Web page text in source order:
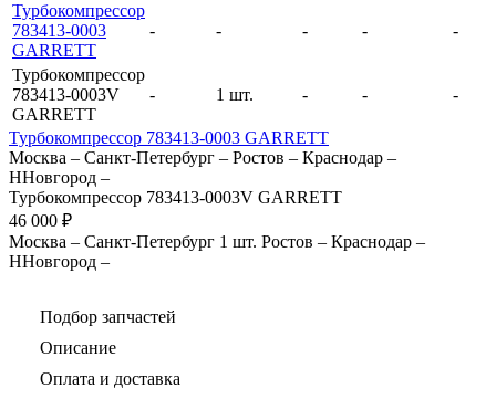
Турбокомпрессор
783413-0003
GARRETT
- - - - -
Турбокомпрессор
783413-0003V
GARRETT
- 1 шт. - - -
Турбокомпрессор 783413-0003 GARRETT
Москва – Санкт-Петербург – Ростов – Краснодар –
ННовгород –
Турбокомпрессор 783413-0003V GARRETT
46 000 ₽
Москва – Санкт-Петербург 1 шт. Ростов – Краснодар –
ННовгород –
Подбор запчастей
Описание
Оплата и доставка